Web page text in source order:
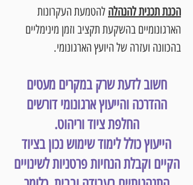
הכנת תכנית להנהלה להטמעת העקרונות
הארגונומיים בהשקעת תקציב וזמן מינימליים
בהכוונה ועזרה של היועץ הארגונומי.
חשוב לדעת שרק במקרים מעטים
ההדרכה והייעוץ ארגונומי דורשים
החלפת ציוד וריהוט.
הייעוץ כולל לימוד שימוש נכון בציוד
הקיים וקבלת הנחיות פרטניות לשינויים